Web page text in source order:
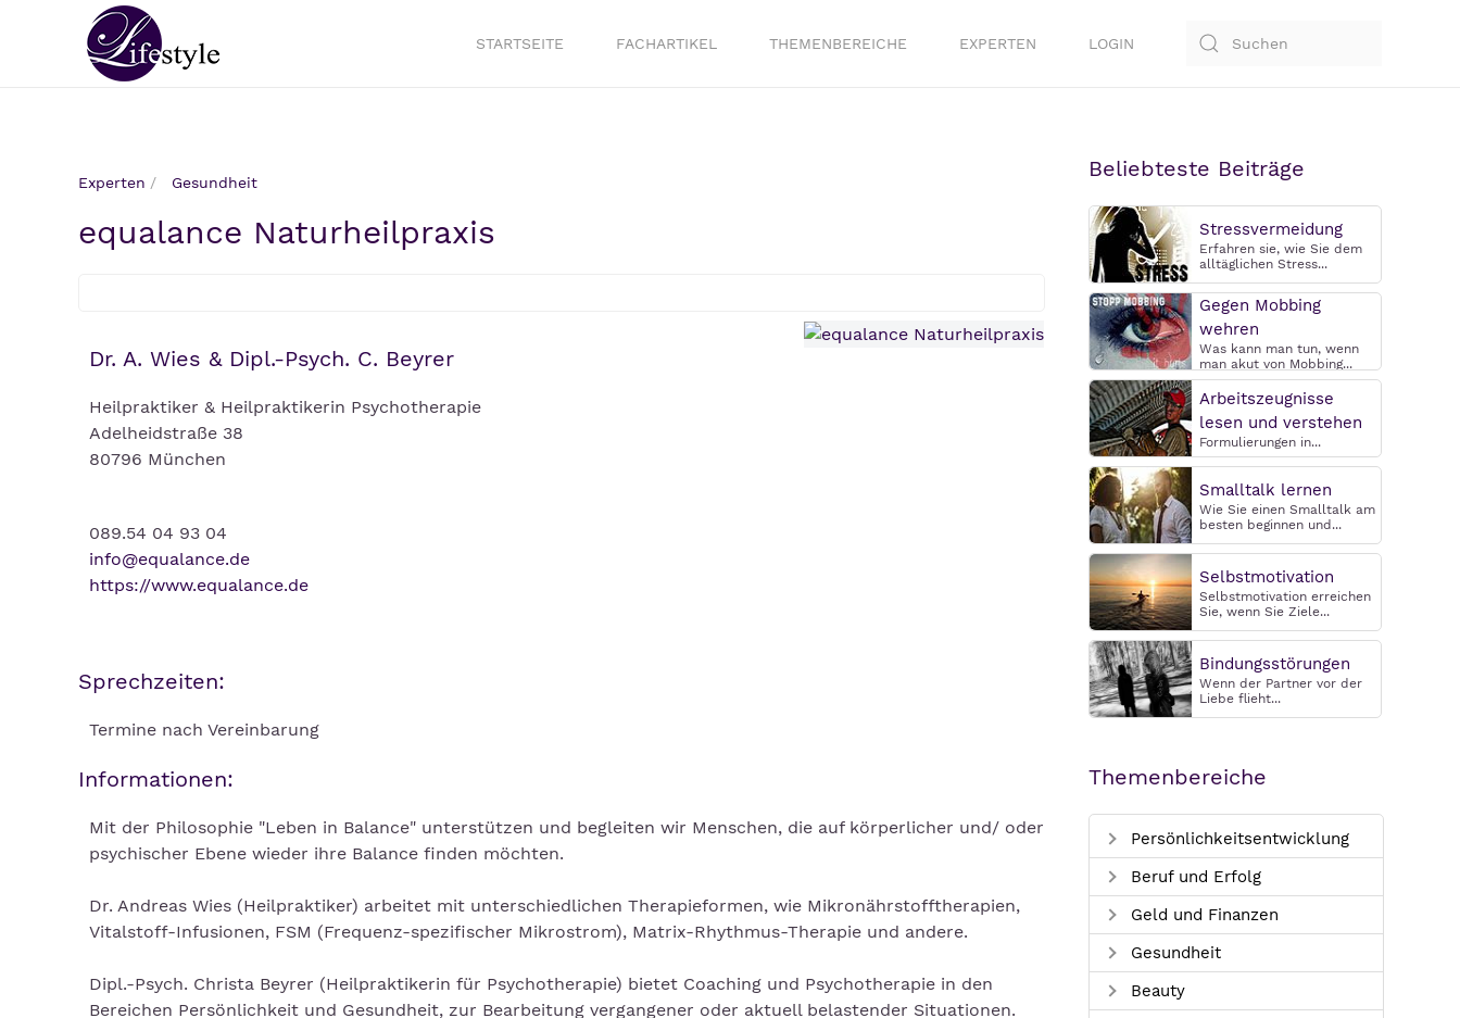
STARTSEITE FACHARTIKEL THEMENBEREICHE EXPERTEN LOGIN
Experten Gesundheit
equalance Naturheilpraxis
Dr. A. Wies & Dipl.-Psych. C. Beyrer
Heilpraktiker & Heilpraktikerin Psychotherapie
Adelheidstraße 38
80796 München
089.54 04 93 04
info@equalance.de
https://www.equalance.de
Sprechzeiten:
Termine nach Vereinbarung
Informationen:
Mit der Philosophie "Leben in Balance" unterstützen und begleiten wir Menschen, die auf körperlicher und/ oder
psychischer Ebene wieder ihre Balance finden möchten.
Dr. Andreas Wies (Heilpraktiker) arbeitet mit unterschiedlichen Therapieformen, wie Mikronährstofftherapien,
Vitalstoff-Infusionen, FSM (Frequenz-spezifischer Mikrostrom), Matrix-Rhythmus-Therapie und andere.
Dipl.-Psych. Christa Beyrer (Heilpraktikerin für Psychotherapie) bietet Coaching und Psychotherapie in den
Bereichen Persönlichkeit und Gesundheit, zur Bearbeitung vergangener oder aktuell belastender Situationen.
Beliebteste Beiträge
Stressvermeidung
Erfahren sie, wie Sie dem
alltäglichen Stress...
Gegen Mobbing
wehren
Was kann man tun, wenn
man akut von Mobbing...
Arbeitszeugnisse
lesen und verstehen
Formulierungen in...
Smalltalk lernen
Wie Sie einen Smalltalk am
besten beginnen und...
Selbstmotivation
Selbstmotivation erreichen
Sie, wenn Sie Ziele...
Bindungsstörungen
Wenn der Partner vor der
Liebe flieht...
Themenbereiche
Persönlichkeitsentwicklung
Beruf und Erfolg
Geld und Finanzen
Gesundheit
Beauty